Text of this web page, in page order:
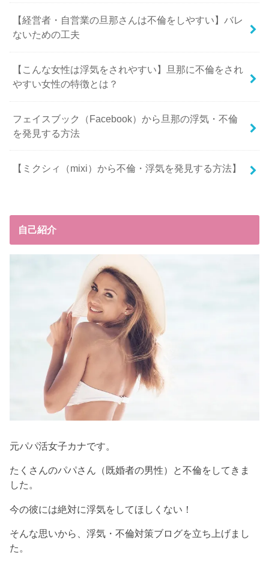
【経営者・自営業の旦那さんは不倫をしやすい】バレ
ないための工夫
【こんな女性は浮気をされやすい】旦那に不倫をされ
やすい女性の特徴とは？
フェイスブック（Facebook）から旦那の浮気・不倫
を発見する方法
【ミクシィ（mixi）から不倫・浮気を発見する方法】
自己紹介
元パパ活女子カナです。
たくさんのパパさん（既婚者の男性）と不倫をしてきま
した。
今の彼には絶対に浮気をしてほしくない！
そんな思いから、浮気・不倫対策ブログを立ち上げまし
た。